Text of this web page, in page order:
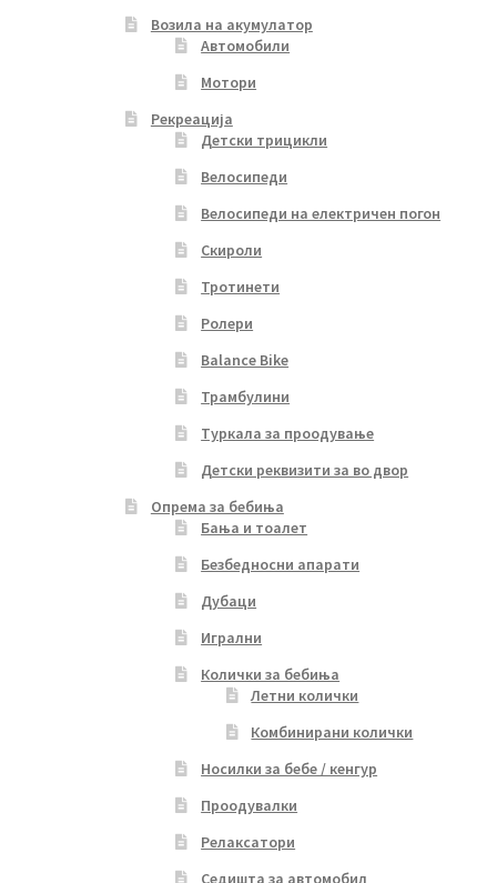
Возила на акумулатор
Автомобили
Мотори
Рекреација
Детски трицикли
Велосипеди
Велосипеди на електричен погон
Скироли
Тротинети
Ролери
Balance Bike
Трамбулини
Туркала за проодување
Детски реквизити за во двор
Опрема за бебиња
Бања и тоалет
Безбедносни апарати
Дубаци
Игрални
Колички за бебиња
Летни колички
Комбинирани колички
Носилки за бебе / кенгур
Проодувалки
Релаксатори
Седишта за автомобил